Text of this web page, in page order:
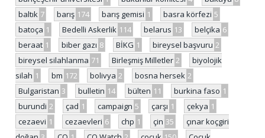
baltık 7 barış 174 barış gemisi 1 basra körfezi 5
batoça 1 Bedelli Askerlik 114 belarus 13 belçika 6
beraat 1 biber gazı 8 BİKG 1 bireysel başvuru 2
bireysel silahlanma 71 Birleşmiş Milletler 2
biyolojik
silah 1 bm 172 bolivya 2 bosna hersek 2
Bulgaristan 3 bulletin 14 bülten 11 burkina faso 1
burundi 2 çad 1 campaign 5 çarşı 1 çekya 1
cezaevi 1 cezaevleri 6 chp 1 çin 35
çınar koçgiri